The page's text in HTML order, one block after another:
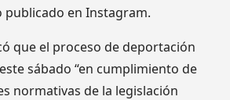
publicado en Instagram.
que el proceso de deportación
sábado “en cumplimiento de
normativas de la legislación